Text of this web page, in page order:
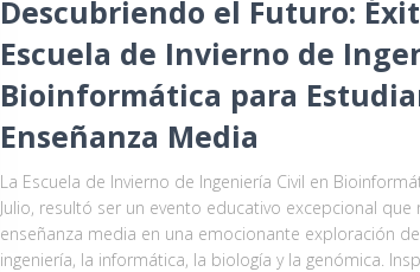
Descubriendo el Futuro:
Escuela de Invierno de
Bioinformática para
Enseñanza Media
La Escuela de Invierno de Ingeniería Civil en
Julio, resultó ser un evento educativo excepcional
enseñanza media en una emocionante exploración
ingeniería, la informática, la biología y la genómica.